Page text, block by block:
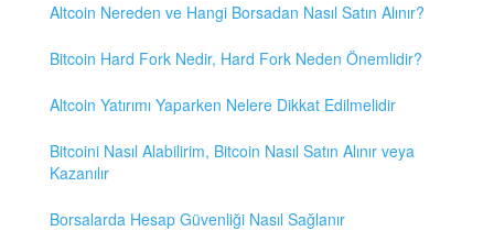
Altcoin Nereden ve Hangi Borsadan Nasıl Satın Alınır?
Bitcoin Hard Fork Nedir, Hard Fork Neden Önemlidir?
Altcoin Yatırımı Yaparken Nelere Dikkat Edilmelidir
Bitcoini Nasıl Alabilirim, Bitcoin Nasıl Satın Alınır veya
Kazanılır
Borsalarda Hesap Güvenliği Nasıl Sağlanır